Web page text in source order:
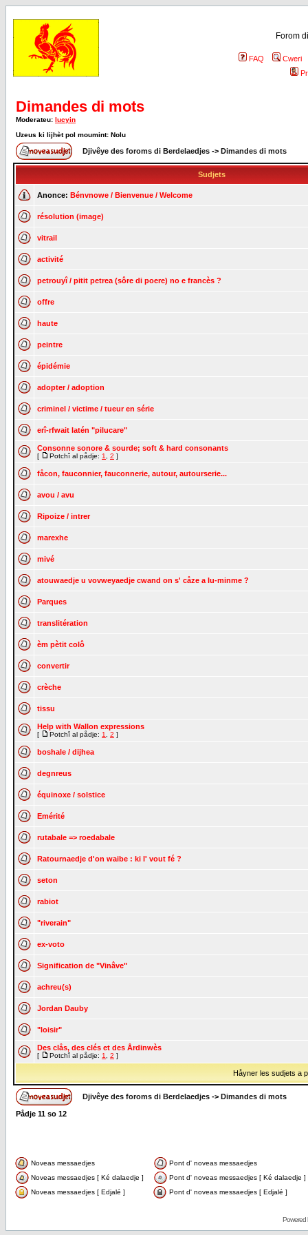
Forom
FAQ
Cweri
Dimandes di mots
Moderateu: lucyin
Uzeus ki lijhèt pol moumint: Nolu
Djivêye des foroms di Berdelaedjes -> Dimandes di mots
Sudjets
Anonce: Bénvnowe / Bienvenue / Welcome
résolution (image)
vitrail
activité
petrouyî / pitit petrea (sôre di poere) no e francès ?
offre
haute
peintre
épidémie
adopter / adoption
criminel / victime / tueur en série
erî-rfwait latén "pilucare"
Consonne sonore & sourde; soft & hard consonants
[ Potchî al pådje: 1 2 ]
fåcon, fauconnier, fauconnerie, autour, autourserie...
avou / avu
Ripoize / intrer
marexhe
mivé
atouwaedje u vovweyaedje cwand on s' cåze a lu-minme ?
Parques
translitération
èm pètit colô
convertir
crèche
tissu
Help with Wallon expressions
[ Potchî al pådje: 1 2 ]
boshale / dijhea
degnreus
équinoxe / solstice
Emérité
rutabale => roedabale
Ratournaedje d'on waibe : ki l' vout fé ?
seton
rabiot
"riverain"
ex-voto
Signification de "Vinâve"
achreu(s)
Jordan Dauby
"loisir"
Des clås, des clés et des Årdinwès
[ Potchî al pådje: 1 2 ]
Håyner les sudjets a
Djivêye des foroms di Berdelaedjes -> Dimandes di mots
Pådje 11 so 12
Noveas messaedjes
Pont d' noveas messaedjes
Noveas messaedjes [ Ké dalaedje ]
Pont d' noveas messaedjes [ Ké dalaedje ]
Noveas messaedjes [ Edjalé ]
Pont d' noveas messaedjes [ Edjalé ]
Powered